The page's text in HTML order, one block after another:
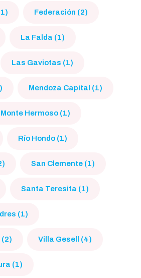
Federación (2)
La Falda (1)
Las Gaviotas (1)
Mendoza Capital (1)
Monte Hermoso (1)
Río Hondo (1)
San Clemente (1)
Santa Teresita (1)
(1)
(2) Villa Gesell (4)
(1)